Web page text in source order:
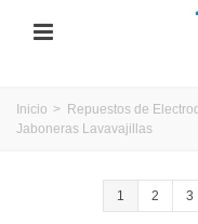
Inicio > Repuestos de
Jaboneras Lavavajillas
1 2 3